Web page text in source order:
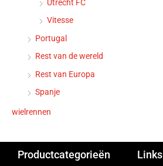
Utrecht FC
Vitesse
Portugal
Rest van de wereld
Rest van Europa
Spanje
wielrennen
Productcategorieën Links